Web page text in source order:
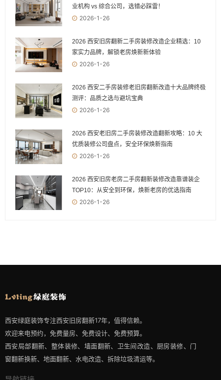
业机构 vs 综合公司，选错必踩雷！
2026-1-26
2026 西安旧房翻新二手房装修改造企业精选：10
家实力品牌，解锁老房焕新新体验
2026-1-26
2026 西安二手房装修老旧房翻新改造十大品牌终极
测评：品质之选与避坑宝典
2026-1-26
2026 西安老旧房二手房装修改造翻新攻略：10 大
优质装修公司盘点，安全环保焕新指南
2026-1-26
2026 西安旧房老房二手房翻新装修改造靠谱装企
TOP10：从安全到环保，焕新老房的优选指南
2026-1-26
西安绿庭装饰专注西安旧房翻新17年，值得信赖。
欢迎来电预约，免费量房、免费设计、免费预算。
西安局部翻新、整体装修、墙面翻新、卫生间改造、厨房装修、门
窗翻新换新、地面翻新、水电改造、拆除垃圾清运等。